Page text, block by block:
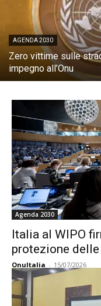
AGENDA 2030
Zero vittime sulle
impegno all’Onu
Agenda 2030
Italia al WIPO
protezione
OnuItalia - 15/07/2026